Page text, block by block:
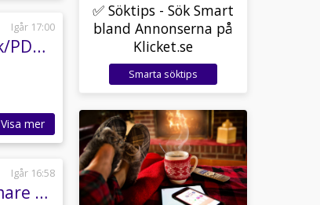
Igår 17:00
Skoda Fabia 1.2 TSI Ambition/Drivers Plus/ACC/Krok/PDC bak/Farth/BT
Visa mer
Igår 16:58
Skoda Superb Kombi 2.0 TDI 4x4 L&K 190 hk D-Värmare Drag Euro 6
✅ Söktips - Sök Smart
bland Annonserna på
Klicket.se
Smarta söktips